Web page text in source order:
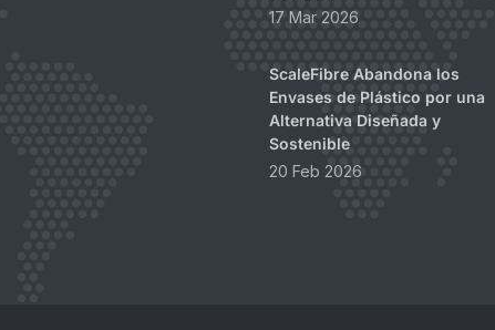
17 Mar 2026
ScaleFibre Abandona los
Envases de Plástico por una
Alternativa Diseñada y
Sostenible
20 Feb 2026